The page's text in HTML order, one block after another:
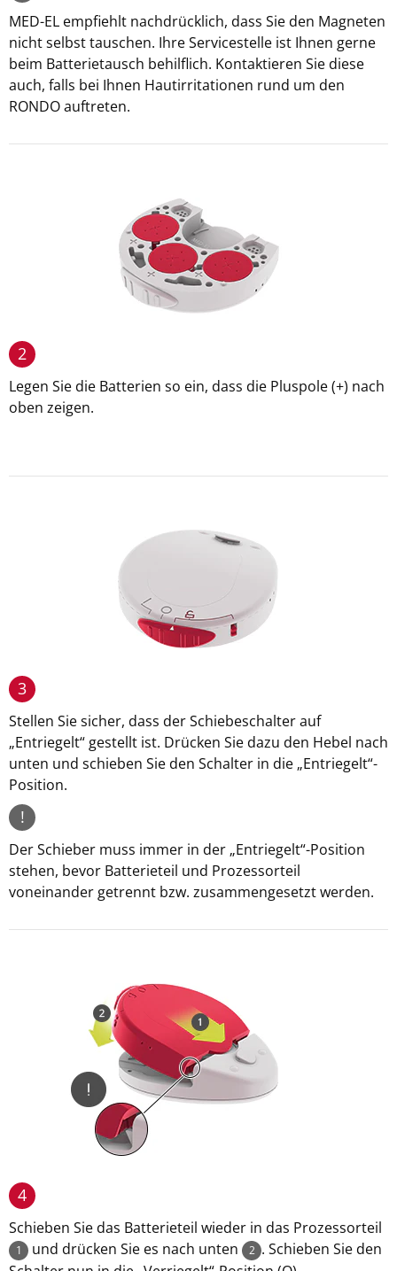
MED-EL empfiehlt nachdrücklich, dass Sie den Magneten
nicht selbst tauschen. Ihre Servicestelle ist Ihnen gerne
beim Batterietausch behilflich. Kontaktieren Sie diese
auch, falls bei Ihnen Hautirritationen rund um den
RONDO auftreten.
2
Legen Sie die Batterien so ein, dass die Pluspole (+) nach
oben zeigen.
3
Stellen Sie sicher, dass der Schiebeschalter auf
„Entriegelt“ gestellt ist. Drücken Sie dazu den Hebel nach
unten und schieben Sie den Schalter in die „Entriegelt“-
Position.
!
Der Schieber muss immer in der „Entriegelt“-Position
stehen, bevor Batterieteil und Prozessorteil
voneinander getrennt bzw. zusammengesetzt werden.
4
Schieben Sie das Batterieteil wieder in das Prozessorteil
1 und drücken Sie es nach unten 2 . Schieben Sie den